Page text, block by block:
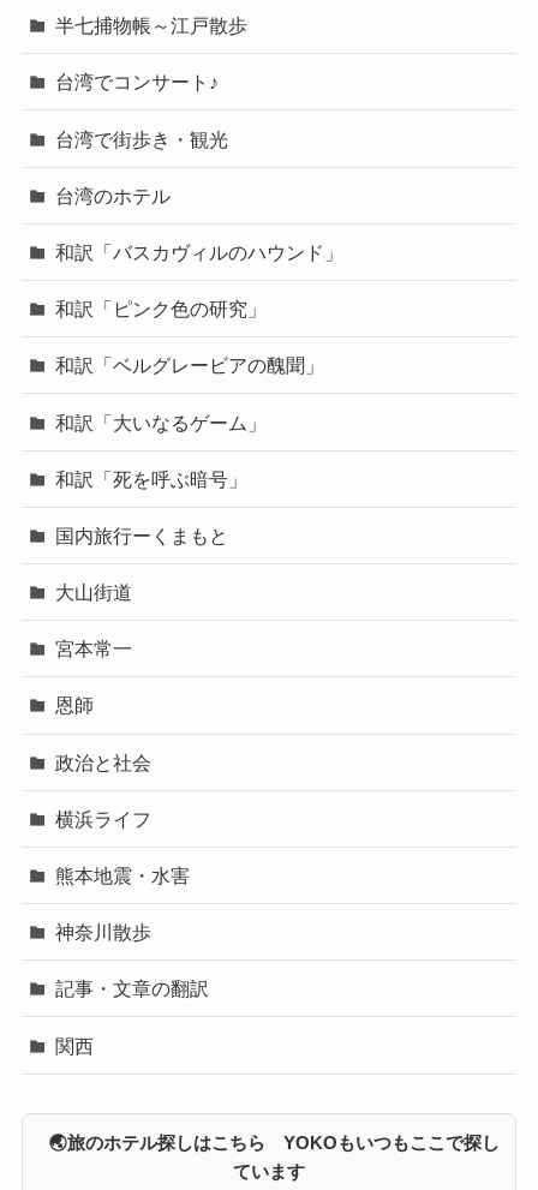
半七捕物帳～江戸散歩
台湾でコンサート♪
台湾で街歩き・観光
台湾のホテル
和訳「バスカヴィルのハウンド」
和訳「ピンク色の研究」
和訳「ベルグレービアの醜聞」
和訳「大いなるゲーム」
和訳「死を呼ぶ暗号」
国内旅行ーくまもと
大山街道
宮本常一
恩師
政治と社会
横浜ライフ
熊本地震・水害
神奈川散歩
記事・文章の翻訳
関西
🌏旅のホテル探しはこちら YOKOもいつもここで探し
ています